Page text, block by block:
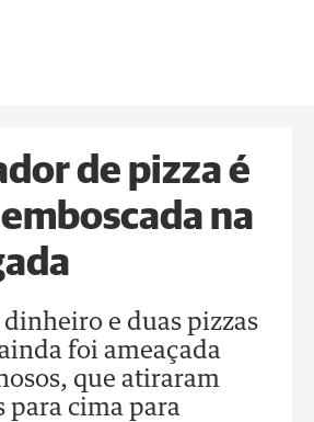
de pizza é
na
e duas pizzas
foi ameaçada
que atiraram
para cima para